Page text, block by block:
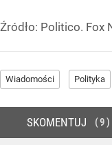
Źródło: Politico. Fox
Wiadomości Polityka
SKOMENTUJ 9